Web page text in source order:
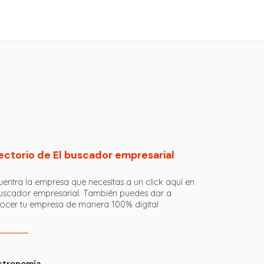
de El buscador empresarial
la empresa que necesitas a un click aquí en
empresarial. También puedes dar a
tu empresa de manera 100% digital